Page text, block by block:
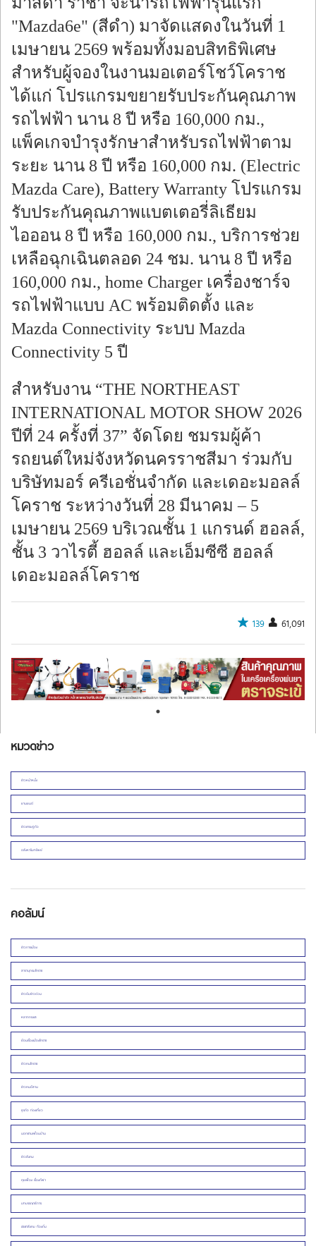
"Mazda6e" (สีดำ) มาจัดแสดงในวันที่ 1
เมษายน 2569 พร้อมทั้งมอบสิทธิพิเศษ
สำหรับผู้จองในงานมอเตอร์โชว์โคราช
ได้แก่ โปรแกรมขยายรับประกันคุณภาพ
รถไฟฟ้า นาน 8 ปี หรือ 160,000 กม.,
แพ็คเกจบำรุงรักษาสำหรับรถไฟฟ้าตาม
ระยะ นาน 8 ปี หรือ 160,000 กม. (Electric
Mazda Care), Battery Warranty โปรแกรม
รับประกันคุณภาพแบตเตอรี่ลิเธียม
ไอออน 8 ปี หรือ 160,000 กม., บริการช่วย
เหลือฉุกเฉินตลอด 24 ชม. นาน 8 ปี หรือ
160,000 กม., home Charger เครื่องชาร์จ
รถไฟฟ้าแบบ AC พร้อมติดตั้ง และ
Mazda Connectivity ระบบ Mazda
Connectivity 5 ปี
สำหรับงาน “THE NORTHEAST
INTERNATIONAL MOTOR SHOW 2026
ปีที่ 24 ครั้งที่ 37” จัดโดย ชมรมผู้ค้า
รถยนต์ใหม่จังหวัดนครราชสีมา ร่วมกับ
บริษัทมอร์ ครีเอชั่นจำกัด และเดอะมอลล์
โคราช ระหว่างวันที่ 28 มีนาคม – 5
เมษายน 2569 บริเวณชั้น 1 แกรนด์ ฮอลล์,
ชั้น 3 วาไรตี้ ฮอลล์ และเอ็มซีซี ฮอลล์
เดอะมอลล์โคราช
139 61,091
หมวดข่าว
ข่าวหน้าหนึ่ง
ยานยนต์
ข่าวเศรษฐกิจ
อสังหาริมทรัพย์
คอลัมน์
ข่าวการเมือง
สารานุกรมโคราช
ข่าวดิบข่าวด่วน
หลากกระแส
ย้อนเรื่องเมืองโคราช
ข่าวคนโคราช
ข่าวคนอีสาน
ธุรกิจ ท่องเที่ยว
นอกชานเพื่อนบ้าน
ข่าวสังคม
คุยเฟื่อง เรื่องกีฬา
บทบรรณาธิการ
ประชาสังคม ท้องถิ่น